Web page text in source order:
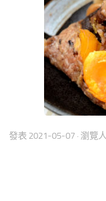
發表 2021-05-07 · 瀏覽